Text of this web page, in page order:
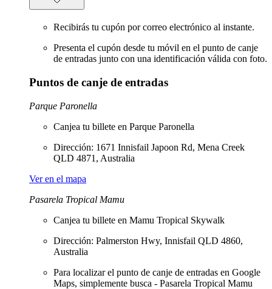
Recibirás tu cupón por correo electrónico al instante.
Presenta el cupón desde tu móvil en el punto de canje
de entradas junto con una identificación válida con foto.
Puntos de canje de entradas
Parque Paronella
Canjea tu billete en Parque Paronella
Dirección: 1671 Innisfail Japoon Rd, Mena Creek
QLD 4871, Australia
Ver en el mapa
Pasarela Tropical Mamu
Canjea tu billete en Mamu Tropical Skywalk
Dirección: Palmerston Hwy, Innisfail QLD 4860,
Australia
Para localizar el punto de canje de entradas en Google
Maps, simplemente busca - Pasarela Tropical Mamu